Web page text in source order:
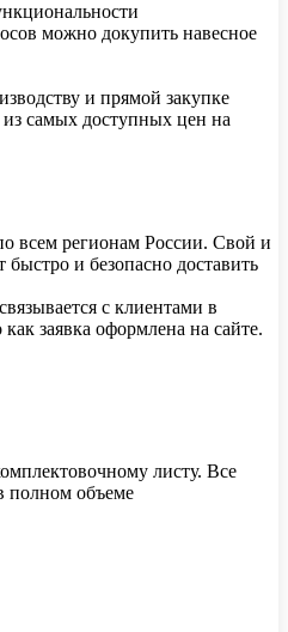
можно докупить навесное
и прямой закупке
самых доступных цен на
всем регионам России. Свой и
и безопасно доставить
с клиентами в
заявка оформлена на сайте.
листу. Все
полном объеме